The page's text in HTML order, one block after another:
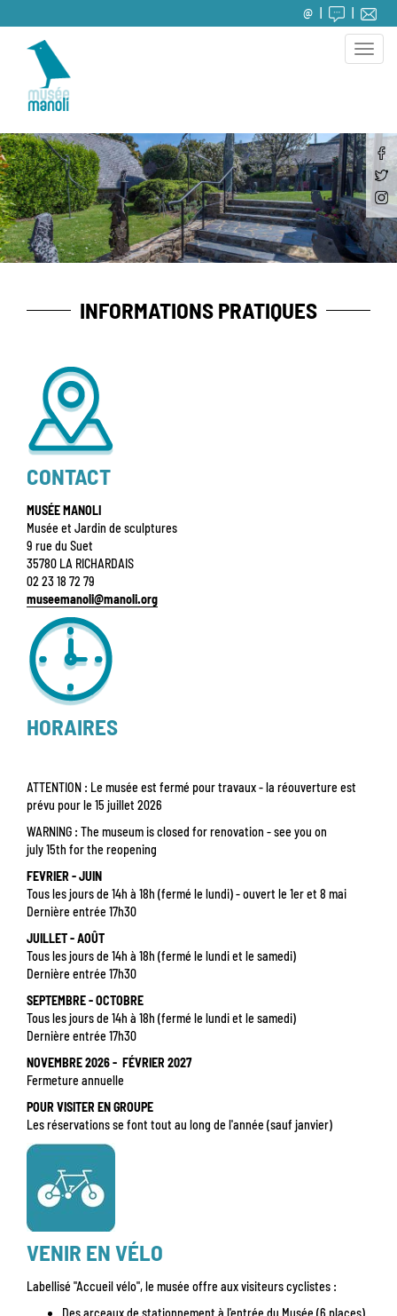
@
Toggle
INFORMATIONS PRATIQUES
CONTACT
MUSÉE MANOLI
Musée et Jardin de sculptures
9 rue du Suet
35780 LA RICHARDAIS
02 23 18 72 79
museemanoli@manoli.org
HORAIRES
ATTENTION : Le musée est fermé pour travaux - la réouverture est
prévu pour le 15 juillet 2026
WARNING : The museum is closed for renovation - see you on
july 15th for the reopening
FEVRIER - JUIN
Tous les jours de 14h à 18h (fermé le lundi) - ouvert le 1er et 8 mai
Dernière entrée 17h30
JUILLET - AOÛT
Tous les jours de 14h à 18h (fermé le lundi et le samedi)
Dernière entrée 17h30
SEPTEMBRE - OCTOBRE
Tous les jours de 14h à 18h (fermé le lundi et le samedi)
Dernière entrée 17h30
NOVEMBRE 2026 - FÉVRIER 2027
Fermeture annuelle
POUR VISITER EN GROUPE
Les réservations se font tout au long de l'année (sauf janvier)
VENIR EN VÉLO
Labellisé "Accueil vélo", le musée offre aux visiteurs cyclistes :
Des arceaux de stationnement à l'entrée du Musée (6 places)